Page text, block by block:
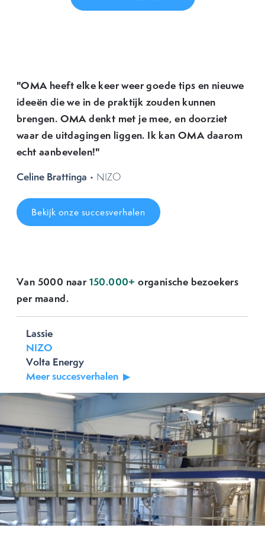
"OMA heeft elke keer weer goede tips en nieuwe
ideeën die we in de praktijk zouden kunnen
brengen. OMA denkt met je mee, en doorziet
waar de uitdagingen liggen. Ik kan OMA daarom
echt aanbevelen!"
Celine Brattinga • NIZO
Bekijk onze succesverhalen
Van 5000 naar150.000+ organische bezoekers
per maand.
Lassie
NIZO
Volta Energy
Meer succesverhalen
Previous